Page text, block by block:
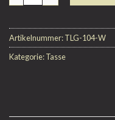
Artikelnummer:TLG-104-W
Kategorie:Tasse